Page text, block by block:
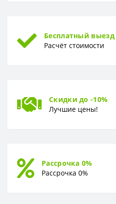
Бесплатный
Расчёт стоимости
Скидки до -10%
Лучшие цены!
Рассрочка 0%
Рассрочка 0%